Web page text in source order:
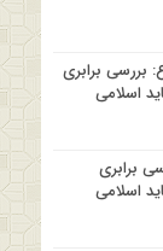
بررسی برابری
اسلامی
برابری
اسلامی